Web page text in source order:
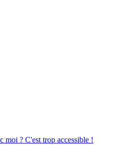
moi ? C'est trop accessible !